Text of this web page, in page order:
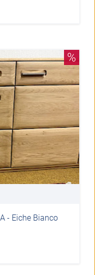
%
- Eiche Bianco